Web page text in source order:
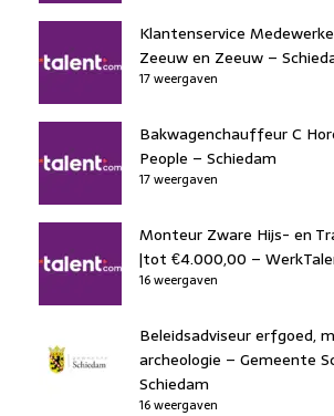
Klantenservice
Zeeuw en Zeeuw –
17 weergaven
Bakwagenchauffeur C
People – Schiedam
17 weergaven
Monteur Zware Hijs- en
|tot €4.000,00 –
16 weergaven
Beleidsadviseur erfgoed,
archeologie – Gemeente
Schiedam
16 weergaven